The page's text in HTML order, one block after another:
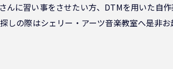
に習い事をさせたい方、DTMを用いた自
の際はシェリー・アーツ音楽教室へ是非